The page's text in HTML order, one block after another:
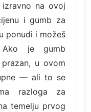
na ovoj
i gumb za
ponudi i možeš
Ako je gumb
u ovom
— ali to se
razloga za
temelju prvog